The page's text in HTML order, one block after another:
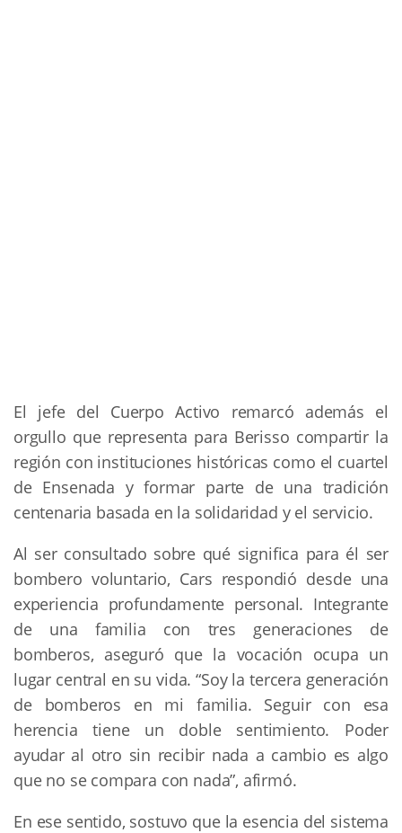
El jefe del Cuerpo Activo remarcó además el
orgullo que representa para Berisso compartir la
región con instituciones históricas como el cuartel
de Ensenada y formar parte de una tradición
centenaria basada en la solidaridad y el servicio.
Al ser consultado sobre qué significa para él ser
bombero voluntario, Cars respondió desde una
experiencia profundamente personal. Integrante
de una familia con tres generaciones de
bomberos, aseguró que la vocación ocupa un
lugar central en su vida. “Soy la tercera generación
de bomberos en mi familia. Seguir con esa
herencia tiene un doble sentimiento. Poder
ayudar al otro sin recibir nada a cambio es algo
que no se compara con nada”, afirmó.
En ese sentido, sostuvo que la esencia del sistema